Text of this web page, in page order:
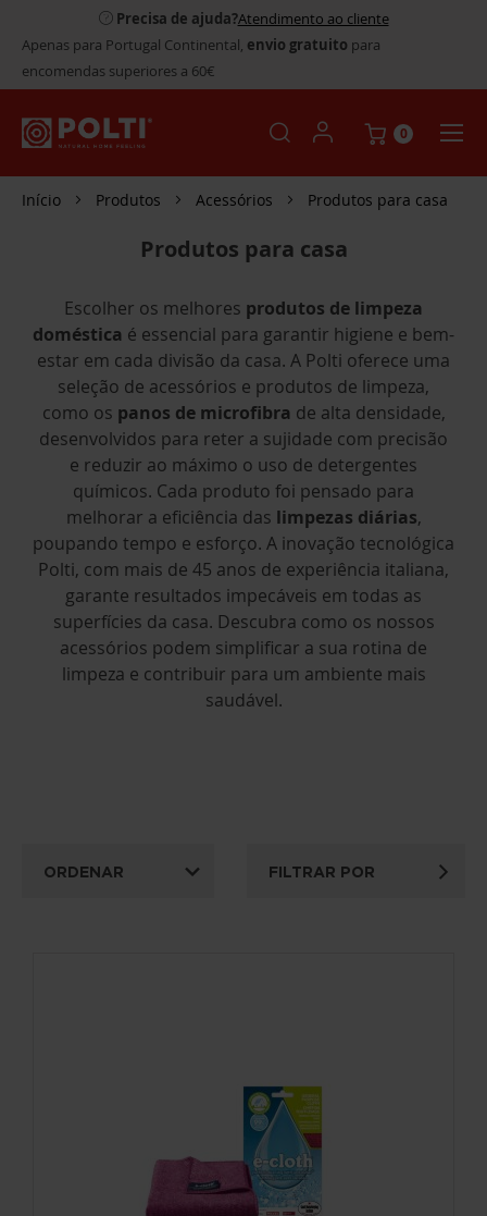
Precisa de ajuda?Atendimento ao cliente
Apenas para Portugal Continental, envio gratuito para
encomendas superiores a 60€
0
Início Produtos Acessórios Produtos para casa
Produtos para casa
Escolher os melhores produtos de limpeza
doméstica é essencial para garantir higiene e bem-
estar em cada divisão da casa. A Polti oferece uma
seleção de acessórios e produtos de limpeza,
como os panos de microfibra de alta densidade,
desenvolvidos para reter a sujidade com precisão
e reduzir ao máximo o uso de detergentes
químicos. Cada produto foi pensado para
melhorar a eficiência das limpezas diárias,
poupando tempo e esforço. A inovação tecnológica
Polti, com mais de 45 anos de experiência italiana,
garante resultados impecáveis em todas as
superfícies da casa. Descubra como os nossos
acessórios podem simplificar a sua rotina de
limpeza e contribuir para um ambiente mais
saudável.
ORDENAR FILTRAR POR